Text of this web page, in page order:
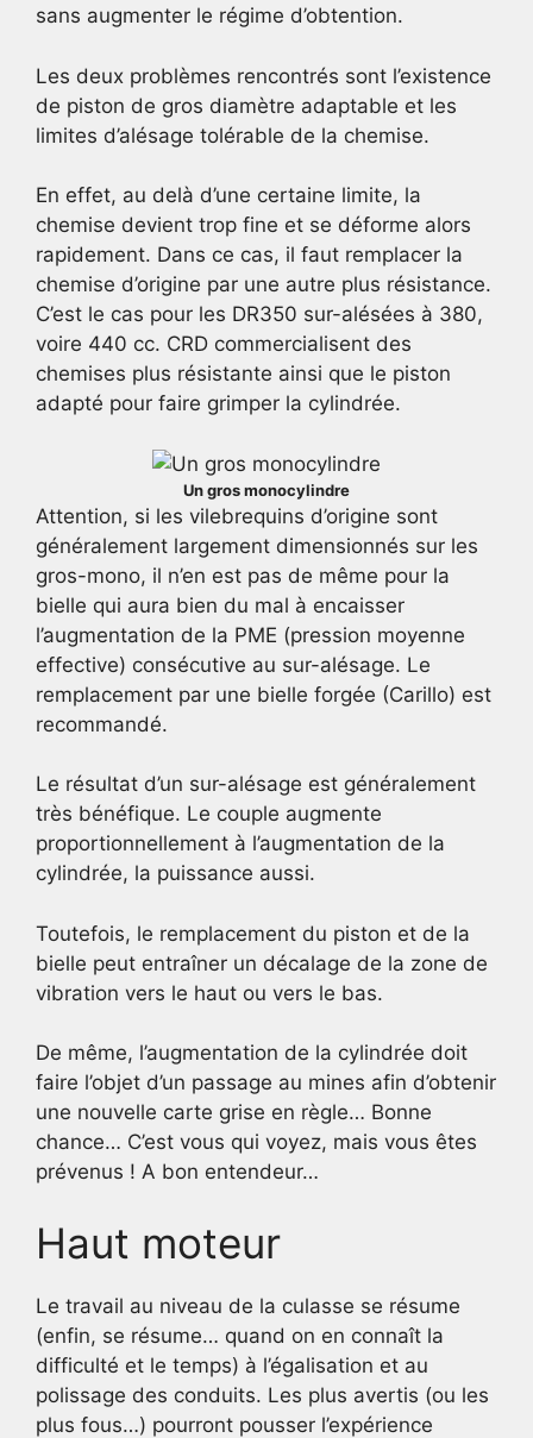
sans augmenter le régime d’obtention.
Les deux problèmes rencontrés sont l’existence
de piston de gros diamètre adaptable et les
limites d’alésage tolérable de la chemise.
En effet, au delà d’une certaine limite, la
chemise devient trop fine et se déforme alors
rapidement. Dans ce cas, il faut remplacer la
chemise d’origine par une autre plus résistance.
C’est le cas pour les DR350 sur-alésées à 380,
voire 440 cc. CRD commercialisent des
chemises plus résistante ainsi que le piston
adapté pour faire grimper la cylindrée.
Un gros monocylindre
Attention, si les vilebrequins d’origine sont
généralement largement dimensionnés sur les
gros-mono, il n’en est pas de même pour la
bielle qui aura bien du mal à encaisser
l’augmentation de la PME (pression moyenne
effective) consécutive au sur-alésage. Le
remplacement par une bielle forgée (Carillo) est
recommandé.
Le résultat d’un sur-alésage est généralement
très bénéfique. Le couple augmente
proportionnellement à l’augmentation de la
cylindrée, la puissance aussi.
Toutefois, le remplacement du piston et de la
bielle peut entraîner un décalage de la zone de
vibration vers le haut ou vers le bas.
De même, l’augmentation de la cylindrée doit
faire l’objet d’un passage au mines afin d’obtenir
une nouvelle carte grise en règle… Bonne
chance… C’est vous qui voyez, mais vous êtes
prévenus ! A bon entendeur…
Haut moteur
Le travail au niveau de la culasse se résume
(enfin, se résume… quand on en connaît la
difficulté et le temps) à l’égalisation et au
polissage des conduits. Les plus avertis (ou les
plus fous…) pourront pousser l’expérience